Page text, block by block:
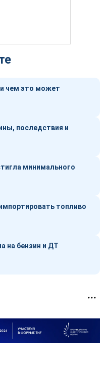
чем это может
последствия и
минимального
топливо
на бензин и ДТ